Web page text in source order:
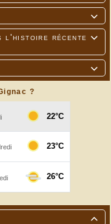


l'histoire récente

?
